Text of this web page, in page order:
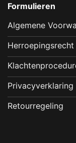
Formulieren
Algemene
Herroepingsrecht
Privacyverklaring
Retourregeling